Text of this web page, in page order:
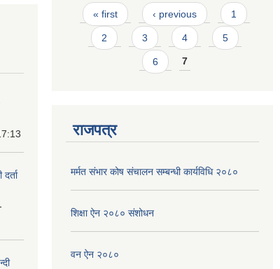
Pages
« first ‹ previous 1
2 3 4 5
6 7
राजपत्र
मर्मत संभार कोष संचालन सम्बन्धी कार्यविधि २०८०
शिक्षा ऐन २०८० संशोधन
वन ऐन २०८०